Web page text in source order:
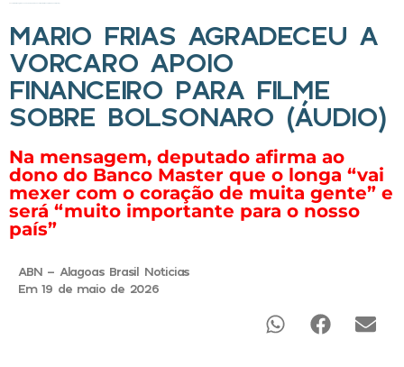
MARIO FRIAS AGRADECEU A
VORCARO APOIO
FINANCEIRO PARA FILME
SOBRE BOLSONARO (ÁUDIO)
Na mensagem, deputado afirma ao
dono do Banco Master que o longa “vai
mexer com o coração de muita gente” e
será “muito importante para o nosso
país”
ABN - Alagoas Brasil Noticias
Em 19 de maio de 2026